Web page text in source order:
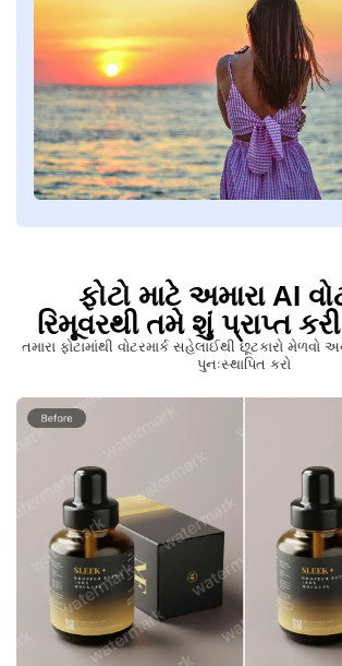
ફોટો માટે અમારા AI
રિમૂવરથી તમે શું પ્રાપ્ત
તમારા ફોટામાંથી વોટરમાર્ક સહેલાઈથી છૂટકારો
પુનઃસ્થાપિત કરો